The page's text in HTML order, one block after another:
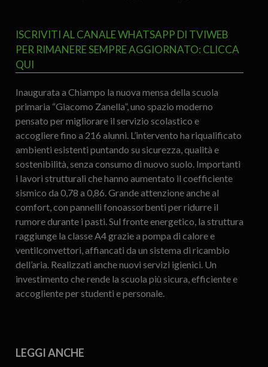
ISCRIVITI AL CANALE WHATSAPP DI TVIWEB
PER RIMANERE SEMPRE AGGIORNATO: CLICCA
QUI
Inaugurata a Chiampo la nuova mensa della scuola
primaria “Giacomo Zanella”, uno spazio moderno
pensato per migliorare il servizio scolastico e
accogliere fino a 216 alunni. L’intervento ha riqualificato
ambienti esistenti puntando su sicurezza, qualità e
sostenibilità, senza consumo di nuovo suolo. Importanti
i lavori strutturali che hanno aumentato il coefficiente
sismico da 0,78 a 0,86. Grande attenzione anche al
comfort, con pannelli fonoassorbenti per ridurre il
rumore durante i pasti. Sul fronte energetico, la struttura
raggiunge la classe A4 grazie a pompa di calore e
ventilconvettori, affiancati da un sistema di ricambio
dell’aria. Realizzati anche nuovi servizi igienici. Un
investimento che rende la scuola più sicura, efficiente e
accogliente per studenti e personale.
LEGGI ANCHE